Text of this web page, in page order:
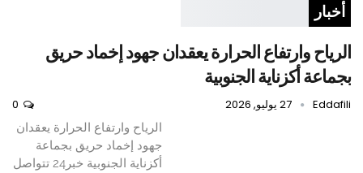
أخبار
الرياح وارتفاع الحرارة يعقدان جهود إخماد حريق
بجماعة أكزناية الجنوبية
Eddafili 27 يوليو, 2026
الرياح وارتفاع الحرارة يعقدان
جهود إخماد حريق بجماعة
أكزناية الجنوبية خبر24 تتواصل